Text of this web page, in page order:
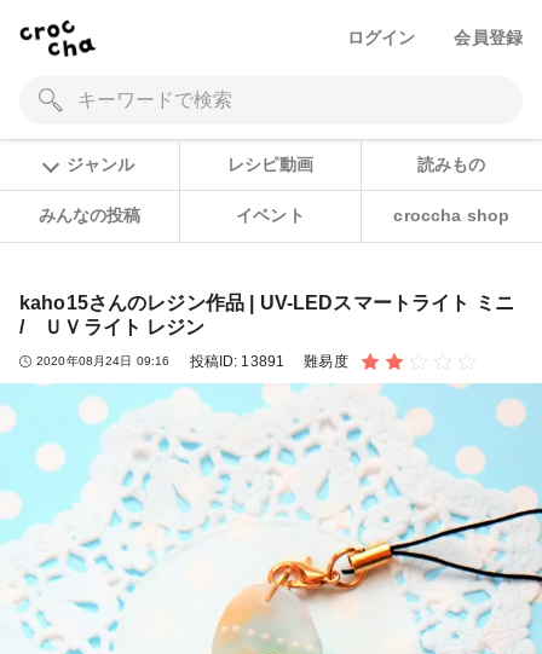
ログイン 会員登録
ジャンル レシピ動画 読みもの
みんなの投稿 イベント croccha shop
kaho15さんのレジン作品 | UV-LEDスマートライト ミニ
/ ＵＶライト レジン
2020年08月24日 09:16 投稿ID: 13891 難易度